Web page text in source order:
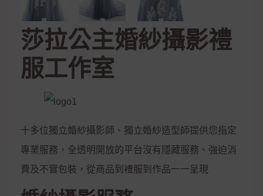
莎拉公主婚紗攝影禮
服工作室
十多位獨立婚紗攝影師、獨立婚紗造型師提供您指定
專業服務，全透明開放的平台沒有隱藏服務、強迫消
費及不實包裝，從商品到禮服到作品一一呈現